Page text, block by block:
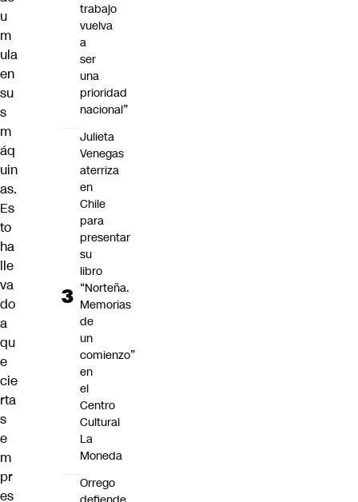
u
m
ula
en
su
s
m
áq
uin
as.
Es
to
ha
lle
va
do
a
qu
e
cie
rta
s
e
m
pr
es
trabajo
vuelva
a
ser
una
prioridad
nacional”
Julieta
Venegas
aterriza
en
Chile
para
presentar
su
libro
“Norteña.
Memorias
de
un
comienzo”
en
el
Centro
Cultural
La
Moneda
Orrego